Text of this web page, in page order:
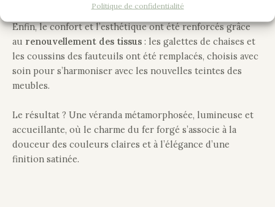
Politique de confidentialité
Enfin, le confort et l’esthétique ont été renforcés grâce
au renouvellement des tissus : les galettes de chaises et
les coussins des fauteuils ont été remplacés, choisis avec
soin pour s’harmoniser avec les nouvelles teintes des
meubles.
Le résultat ? Une véranda métamorphosée, lumineuse et
accueillante, où le charme du fer forgé s’associe à la
douceur des couleurs claires et à l’élégance d’une
finition satinée.